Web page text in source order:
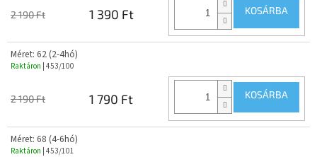
2 190 Ft 1 390 Ft KOSÁRBA
Méret: 62 (2-4hó)
Raktáron | 453/100
2 190 Ft 1 790 Ft KOSÁRBA
Méret: 68 (4-6hó)
Raktáron | 453/101